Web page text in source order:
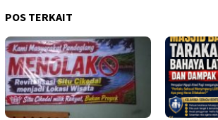
POS TERKAIT